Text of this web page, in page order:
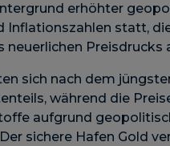
erhöhter
Inflationszahlen statt,
neuerlichen Preisdrucks
sich nach dem
während die
aufgrund
sichere Hafen Gold